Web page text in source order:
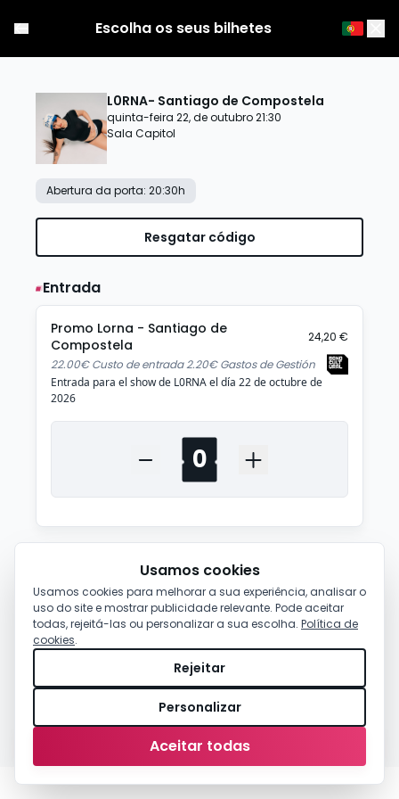
Escolha os seus bilhetes
L0RNA- Santiago de Compostela
quinta-feira 22, de outubro 21:30
Sala Capitol
Abertura da porta: 20:30h
Resgatar código
Entrada
Promo Lorna - Santiago de
Compostela
24,20 €
22.00€ Custo de entrada 2.20€ Gastos de Gestión
Entrada para el show de L0RNA el día 22 de octubre de
2026
0,00 €-Comprar
Usamos cookies
Usamos cookies para melhorar a sua experiência, analisar o
uso do site e mostrar publicidade relevante. Pode aceitar
todas, rejeitá-las ou personalizar a sua escolha. Política de
cookies.
Rejeitar
Personalizar
Aceitar todas